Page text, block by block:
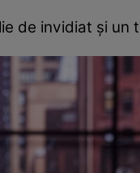
de invidiat și un